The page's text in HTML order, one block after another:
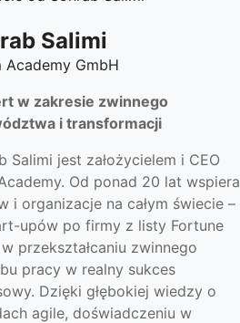
Salimi
Academy GmbH
w zakresie zwinnego
i transformacji
Salimi jest założycielem i CEO
Od ponad 20 lat wspiera
i organizacje na całym świecie –
upów po firmy z listy Fortune
przekształcaniu zwinnego
pracy w realny sukces
Dzięki głębokiej wiedzy o
agile, doświadczeniu w